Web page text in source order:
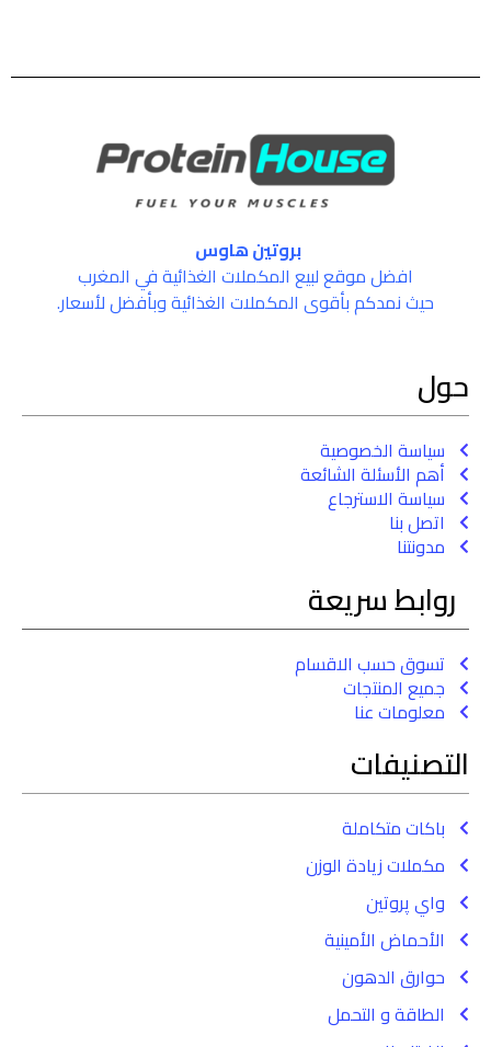
بروتين هاوس
افضل موقع لبيع المكملات الغذائية في المغرب
حيث نمدكم بأقوى المكملات الغذائية وبأفضل لأسعار.
حول
سياسة الخصوصية
أهم الأسئلة الشائعة
سياسة الاسترجاع
اتصل بنا
مدونتنا
روابط سريعة
تسوق حسب الاقسام
جميع المنتجات
معلومات عنا
التصنيفات
باكات متكاملة
مكملات زيادة الوزن
واي پروتين
الأحماض الأمينية
حوارق الدهون
الطاقة و التحمل